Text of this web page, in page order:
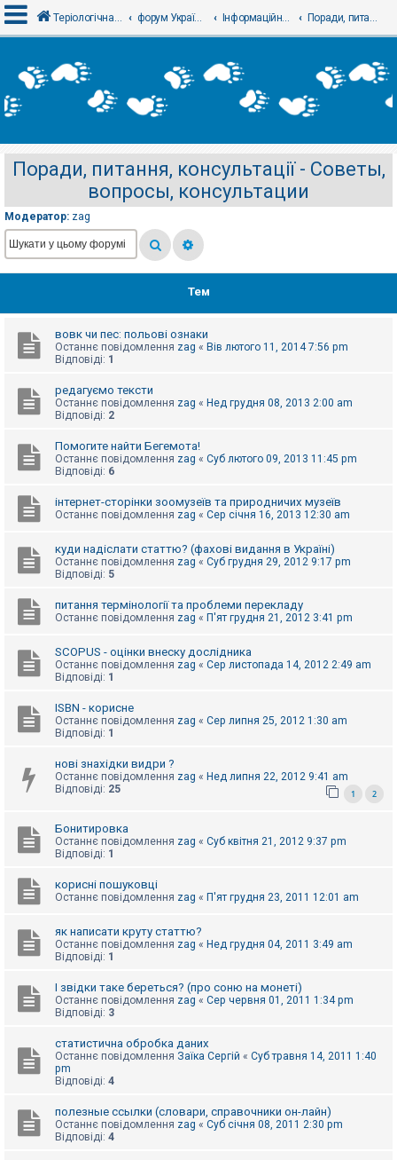
х
і
Р
с
р
а
ц
і
Т
м
б
д
о
е
к
и
Д
п
м
г
Теріологічна школа форум Українського теріологічного товариства Інформаційний відділ Поради, питання, консультації - Советы, вопросы, консультации
Поради, питання, консультації - Советы,
вопросы, консультации
Модератор: zag
Тем
вовк чи пес: польові ознаки
Останнє повідомлення zag « Вів лютого 11, 2014 7:56 pm
Відповіді: 1
редагуємо тексти
Останнє повідомлення zag « Нед грудня 08, 2013 2:00 am
Відповіді: 2
Помогите найти Бегемота!
Останнє повідомлення zag « Суб лютого 09, 2013 11:45 pm
Відповіді: 6
інтернет-сторінки зоомузеїв та природничих музеїв
Останнє повідомлення zag « Сер січня 16, 2013 12:30 am
куди надіслати статтю? (фахові видання в Україні)
Останнє повідомлення zag « Суб грудня 29, 2012 9:17 pm
Відповіді: 5
питання термінології та проблеми перекладу
Останнє повідомлення zag « П'ят грудня 21, 2012 3:41 pm
SCOPUS - оцінки внеску дослідника
Останнє повідомлення zag « Сер листопада 14, 2012 2:49 am
Відповіді: 1
ISBN - корисне
Останнє повідомлення zag « Сер липня 25, 2012 1:30 am
Відповіді: 1
нові знахідки видри ?
Останнє повідомлення zag « Нед липня 22, 2012 9:41 am
Відповіді: 25 1 2
Бонитировка
Останнє повідомлення zag « Суб квітня 21, 2012 9:37 pm
Відповіді: 1
корисні пошуковці
Останнє повідомлення zag « П'ят грудня 23, 2011 12:01 am
як написати круту статтю?
Останнє повідомлення zag « Нед грудня 04, 2011 3:49 am
Відповіді: 1
І звідки таке береться? (про соню на монеті)
Останнє повідомлення zag « Сер червня 01, 2011 1:34 pm
Відповіді: 3
статистична обробка даних
Останнє повідомлення Заїка Сергій « Суб травня 14, 2011 1:40
pm
Відповіді: 4
полезные ссылки (словари, справочники он-лайн)
Останнє повідомлення zag « Суб січня 08, 2011 2:30 pm
Відповіді: 4